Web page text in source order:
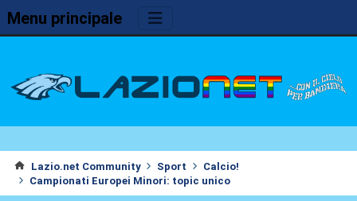
Menu principale
Lazio.net Community Sport
Calcio!
Campionati Europei Minori: topic unico